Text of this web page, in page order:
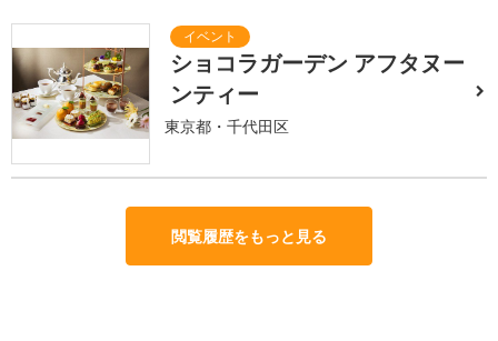
ショコラガーデン アフタヌー
ンティー
東京都・千代田区
閲覧履歴をもっと見る